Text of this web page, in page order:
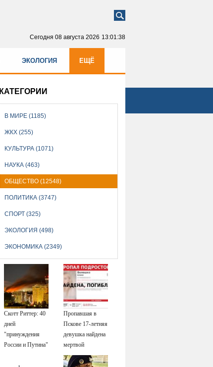
Сегодня 08 августа 2026 13:01:39
ЭКОЛОГИЯ ЕЩЁ
КАТЕГОРИИ
В МИРЕ (1185)
ЖКХ (255)
КУЛЬТУРА (1071)
НАУКА (463)
ОБЩЕСТВО (12548)
ПОЛИТИКА (3747)
СПОРТ (325)
ЭКОЛОГИЯ (498)
ЭКОНОМИКА (2349)
Скотт Риттер: 40
дней
"принуждения
России и Путина"
крах режима
Пропавшая в
Пскове 17-летняя
девушка найдена
мертвой